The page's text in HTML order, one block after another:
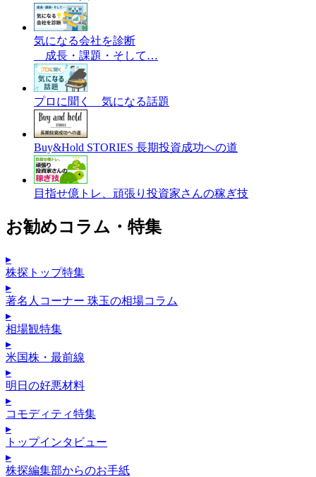
気になる会社を診断
成長・課題・そして…
プロに聞く 気になる話題
Buy&Hold STORIES 長期投資成功への道
目指せ億トレ、頑張り投資家さんの稼ぎ技
お勧めコラム・特集
▸
株探トップ特集
▸
著名人コーナー 珠玉の相場コラム
▸
相場観特集
▸
米国株・最前線
▸
明日の好悪材料
▸
コモディティ特集
▸
トップインタビュー
▸
株探編集部からのお手紙